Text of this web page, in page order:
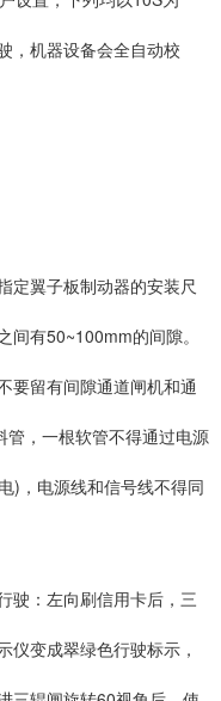
，机器设备会全自动校
定翼子板制动器的安装尺
有50~100mm的间隙。
要留有间隙通道闸机和通
，一根软管不得通过电源
)，电源线和信号线不得同
驶：左向刷信用卡后，三
仪变成翠绿色行驶标示，